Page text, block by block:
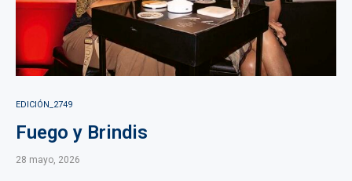
EDICIÓN_2749
Fuego y Brindis
28 mayo, 2026